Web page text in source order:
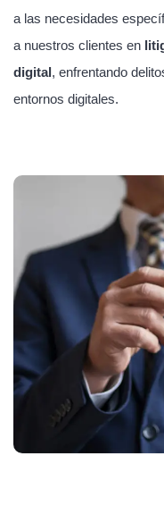
a las necesidades
a nuestros clientes en
digital, enfrentando
entornos digitales.